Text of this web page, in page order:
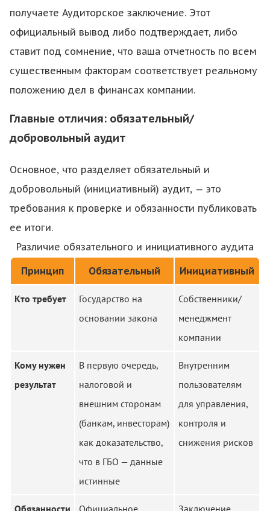
получаете Аудиторское заключение. Этот
официальный вывод либо подтверждает, либо
ставит под сомнение, что ваша отчетность по всем
существенным факторам соответствует реальному
положению дел в финансах компании.
Главные отличия: обязательный/
добровольный аудит
Основное, что разделяет обязательный и
добровольный (инициативный) аудит, — это
требования к проверке и обязанности публиковать
ее итоги.
Различие обязательного и инициативного аудита
Принцип
Обязательный Инициативный
Кто требует
Государство на
основании закона
Собственники/
менеджмент
компании
Кому нужен
результат
В первую очередь,
налоговой и
внешним сторонам
(банкам, инвесторам)
как доказательство,
что в ГБО — данные
истинные
Внутренним
пользователям
для управления,
контроля и
снижения рисков
Обязанности Официальное Заключение